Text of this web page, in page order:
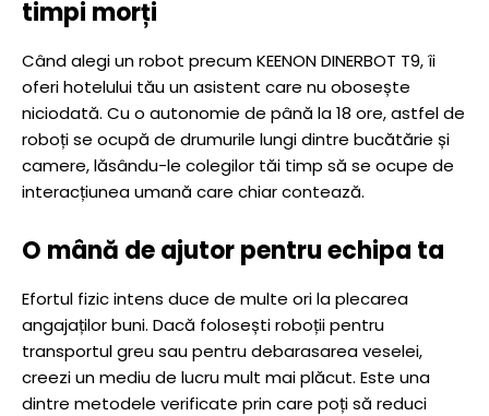
timpi morți
Când alegi un robot precum KEENON DINERBOT T9, îi
oferi hotelului tău un asistent care nu obosește
niciodată. Cu o autonomie de până la 18 ore, astfel de
roboți se ocupă de drumurile lungi dintre bucătărie și
camere, lăsându-le colegilor tăi timp să se ocupe de
interacțiunea umană care chiar contează.
O mână de ajutor pentru echipa ta
Efortul fizic intens duce de multe ori la plecarea
angajaților buni. Dacă folosești roboții pentru
transportul greu sau pentru debarasarea veselei,
creezi un mediu de lucru mult mai plăcut. Este una
dintre metodele verificate prin care poți să reduci